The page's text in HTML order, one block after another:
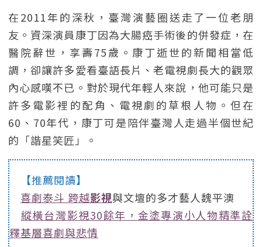
在2011年的深秋，臺灣演藝圈送走了一位老朋
友。資深演員康丁因為大腸癌手術後的併發症，在
醫院辭世，享壽75歲。康丁逝世的新聞相當低
調，卻讓許多愛看臺語長片、老電視劇長大的觀眾
內心感嘆不已。對於現代年輕人來說，他可能只是
許多電影裡的配角、電視劇的草根人物。但在
60、70年代，康丁可是陪伴臺灣人走過半個世紀
的「諧星笑匠」。
【推薦閱讀】
喜劇泰斗 跨越影視與文壇的多才藝人魏平澳
縱橫台灣影視30餘年，金塗專演小人物精準詮
釋基層喜劇與悲情